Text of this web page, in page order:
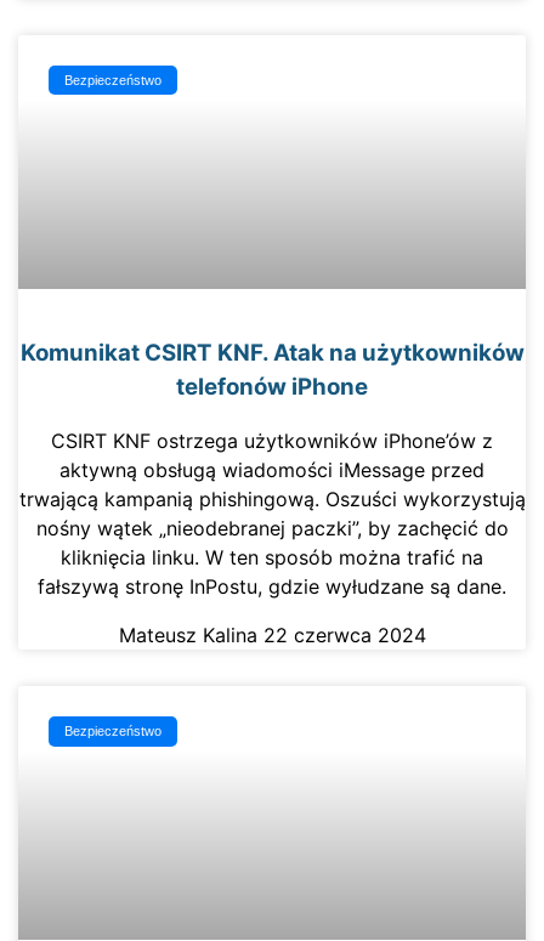
Bezpieczeństwo
Komunikat CSIRT KNF. Atak na użytkowników
telefonów iPhone
CSIRT KNF ostrzega użytkowników iPhone’ów z
aktywną obsługą wiadomości iMessage przed
trwającą kampanią phishingową. Oszuści wykorzystują
nośny wątek „nieodebranej paczki”, by zachęcić do
kliknięcia linku. W ten sposób można trafić na
fałszywą stronę InPostu, gdzie wyłudzane są dane.
Mateusz Kalina 22 czerwca 2024
Bezpieczeństwo